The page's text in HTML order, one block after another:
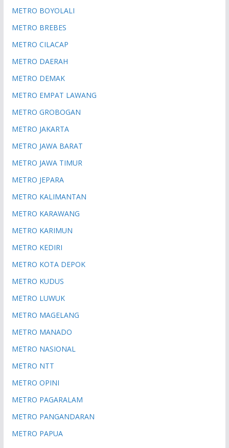
METRO BOYOLALI
METRO BREBES
METRO CILACAP
METRO DAERAH
METRO DEMAK
METRO EMPAT LAWANG
METRO GROBOGAN
METRO JAKARTA
METRO JAWA BARAT
METRO JAWA TIMUR
METRO JEPARA
METRO KALIMANTAN
METRO KARAWANG
METRO KARIMUN
METRO KEDIRI
METRO KOTA DEPOK
METRO KUDUS
METRO LUWUK
METRO MAGELANG
METRO MANADO
METRO NASIONAL
METRO NTT
METRO OPINI
METRO PAGARALAM
METRO PANGANDARAN
METRO PAPUA